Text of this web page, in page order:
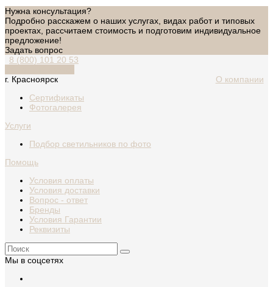
Нужна консультация?
Подробно расскажем о наших услугах, видах работ и типовых
проектах, рассчитаем стоимость и подготовим индивидуальное
предложение!
Задать вопрос
8 (800) 101 20 53
г. Красноярск
О компании
Сертификаты
Фотогалерея
Услуги
Подбор светильников по фото
Помощь
Условия оплаты
Условия доставки
Вопрос - ответ
Бренды
Условия Гарантии
Реквизиты
Мы в соцсетях